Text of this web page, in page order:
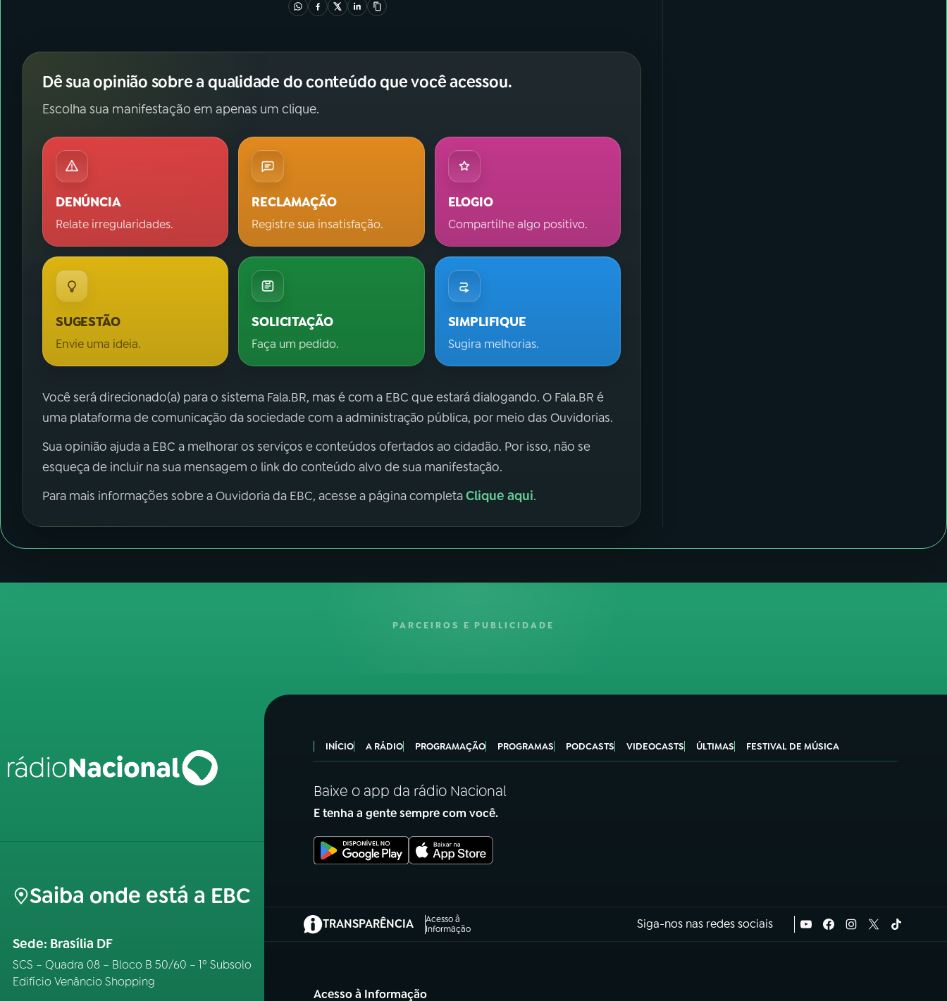
Dê sua opinião sobre a qualidade do conteúdo que você acessou.
Escolha sua manifestação em apenas um clique.
DENÚNCIA
Relate irregularidades.
RECLAMAÇÃO
Registre sua insatisfação.
ELOGIO
Compartilhe algo positivo.
SUGESTÃO
Envie uma ideia.
SOLICITAÇÃO
Faça um pedido.
SIMPLIFIQUE
Sugira melhorias.
Você será direcionado(a) para o sistema Fala.BR, mas é com a EBC que estará dialogando. O Fala.BR é
uma plataforma de comunicação da sociedade com a administração pública, por meio das Ouvidorias.
Sua opinião ajuda a EBC a melhorar os serviços e conteúdos ofertados ao cidadão. Por isso, não se
esqueça de incluir na sua mensagem o link do conteúdo alvo de sua manifestação.
Para mais informações sobre a Ouvidoria da EBC, acesse a página completaClique aqui.
PARCEIROS E PUBLICIDADE
Saiba onde está a EBC
Sede: Brasília DF
SCS – Quadra 08 – Bloco B 50/60 – 1º Subsolo
Edifício Venâncio Shopping
INÍCIO A RÁDIO PROGRAMAÇÃO PROGRAMAS PODCASTS VIDEOCASTS ÚLTIMAS FESTIVAL DE MÚSICA
Baixe o app da rádio Nacional
E tenha a gente sempre com você.
TRANSPARÊNCIA
Acesso à
Informação
(abre em nova aba) Siga-nos nas redes sociais
Acesso à Informação